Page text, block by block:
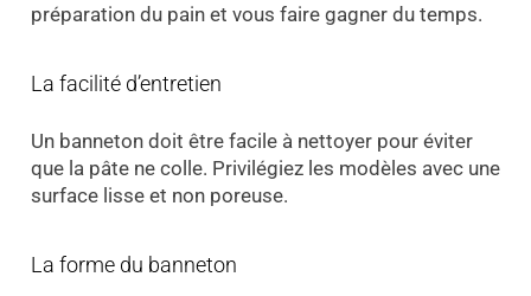
préparation du pain et vous faire gagner du temps.
La facilité d’entretien
Un banneton doit être facile à nettoyer pour éviter
que la pâte ne colle. Privilégiez les modèles avec une
surface lisse et non poreuse.
La forme du banneton